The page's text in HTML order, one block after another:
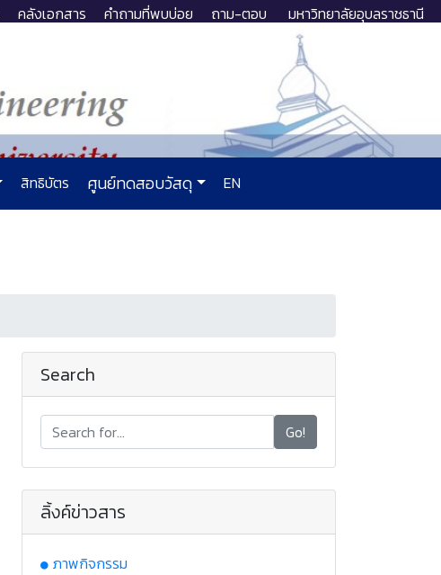
คลังเอกสาร คำถามที่พบบ่อย ถาม-ตอบ มหาวิทยาลัยอุบลราชธานี
สิทธิบัตร ศูนย์ทดสอบวัสดุ EN
Search
Go!
ลิ้งค์ข่าวสาร
ภาพกิจกรรม